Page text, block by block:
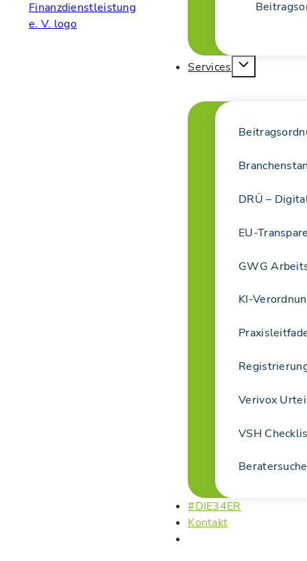
Services
DRÜ –
EU-
GWG
KI-
Verivox
VSH
Beratersuche
#DIE34ER
Kontakt